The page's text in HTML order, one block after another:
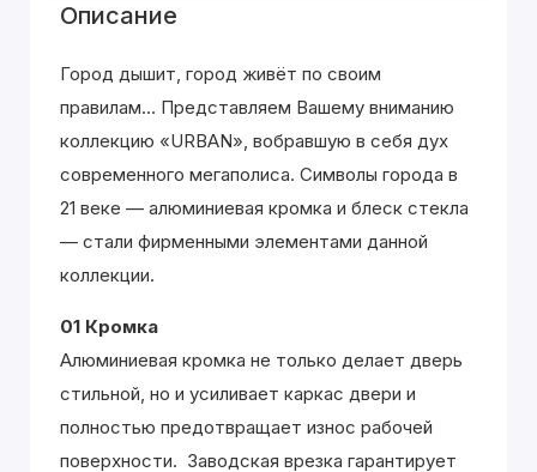
Описание
Город дышит, город живёт по своим
правилам... Представляем Вашему вниманию
коллекцию «URBAN», вобравшую в себя дух
современного мегаполиса. Символы города в
21 веке — алюминиевая кромка и блеск стекла
— стали фирменными элементами данной
коллекции.
01 Кромка
Алюминиевая кромка не только делает дверь
стильной, но и усиливает каркас двери и
полностью предотвращает износ рабочей
поверхности. Заводская врезка гарантирует